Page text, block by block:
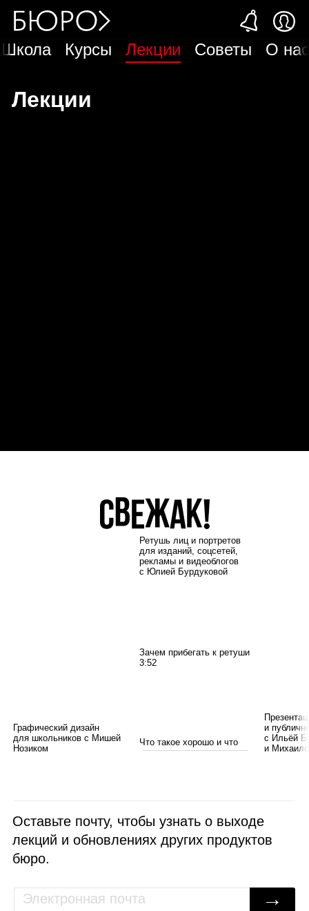
Школа Курсы Лекции Советы О
Лекции
Графический дизайн
для школьников с Мишей
Нозиком
Ретушь лиц и портретов
для изданий, соцсетей,
рекламы и видеоблогов
с Юлией Бурдуковой
Зачем при­бе­гать к ретуши
3:52
Что такое хорошо и что
такое плохо
Когда какую ретушь при­
и
с Ильёй
и
Оставьте почту, чтобы узнать о выходе
лекций и обновлениях других продуктов
бюро.
→